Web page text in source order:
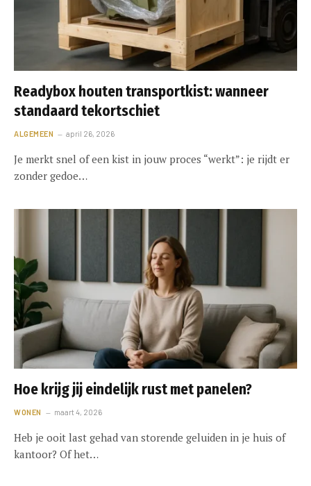
Readybox houten transportkist: wanneer
standaard tekortschiet
ALGEMEEN april 26, 2026
Je merkt snel of een kist in jouw proces “werkt”: je rijdt er
zonder gedoe…
Hoe krijg jij eindelijk rust met panelen?
WONEN maart 4, 2026
Heb je ooit last gehad van storende geluiden in je huis of
kantoor? Of het…